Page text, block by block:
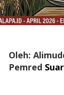
Oleh:
Pemred